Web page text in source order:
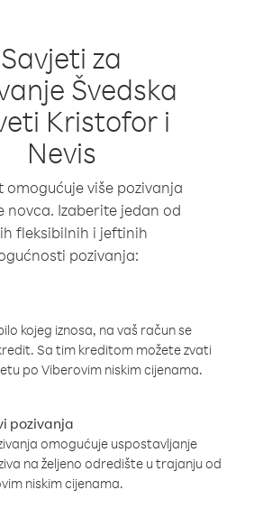
Savjeti za
Švedska
Kristofor i
Nevis
omogućuje više pozivanja
novca. Izaberite jedan od
fleksibilnih i jeftinih
pozivanja:
kojeg iznosa, na vaš račun se
Sa tim kreditom možete zvati
po Viberovim niskim cijenama.
pozivanja
omogućuje uspostavljanje
na željeno odredište u trajanju od
niskim cijenama.